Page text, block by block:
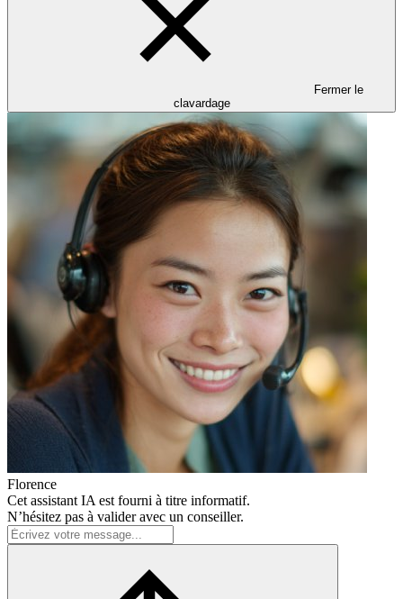
Fermer le
clavardage
Florence
Cet assistant IA est fourni à titre informatif.
N’hésitez pas à valider avec un conseiller.